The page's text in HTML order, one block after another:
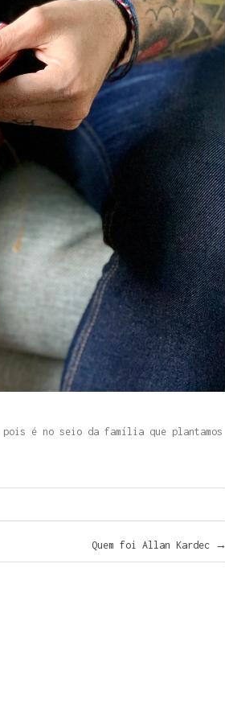
é no seio da família que plantamos
Quem foi Allan Kardec →